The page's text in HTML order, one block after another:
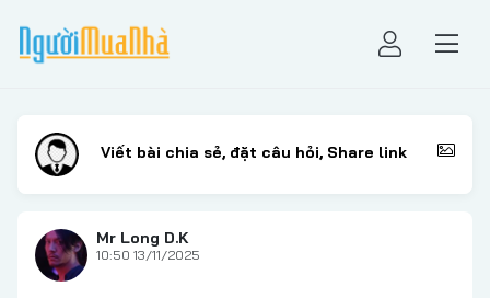
Mr Long D.K
10:50 13/11/2025